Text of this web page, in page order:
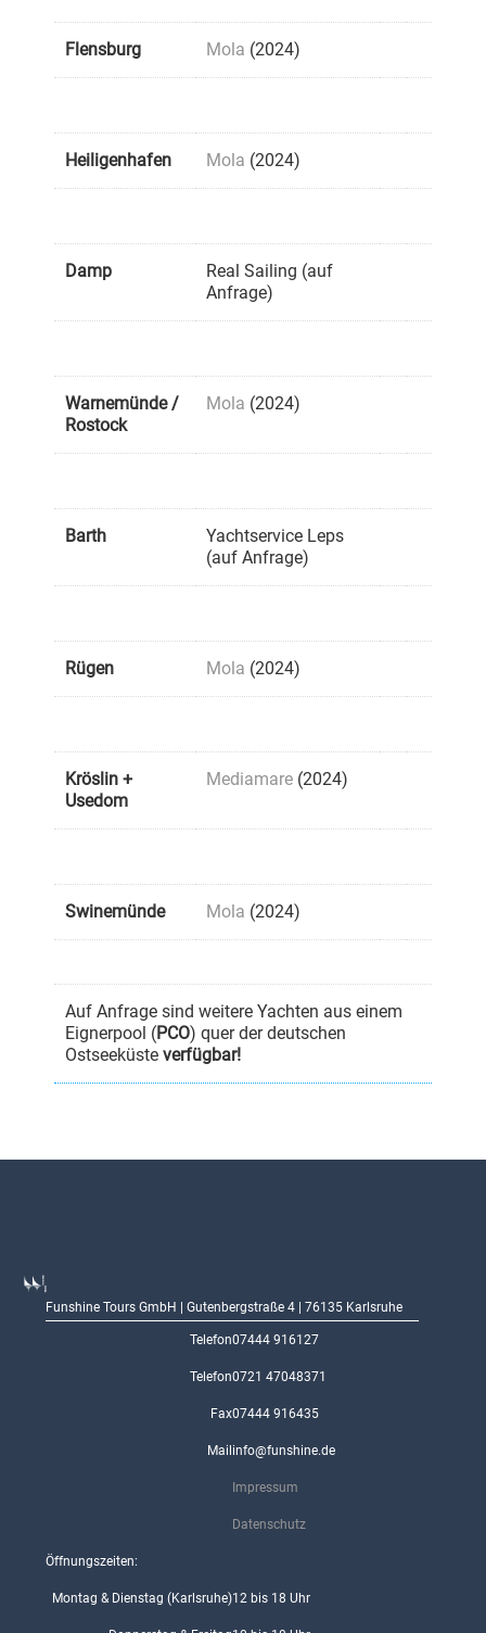
Flensburg Mola (2024)
Heiligenhafen Mola (2024)
Damp
Real Sailing (auf
Anfrage)
Warnemünde /
Rostock
Mola (2024)
Barth
Yachtservice Leps
(auf Anfrage)
Rügen Mola (2024)
Kröslin +
Usedom
Mediamare (2024)
Swinemünde Mola (2024)
Auf Anfrage sind weitere Yachten aus einem
Eignerpool (PCO) quer der deutschen
Ostseeküste verfügbar!
Funshine Tours GmbH | Gutenbergstraße 4 | 76135 Karlsruhe
Telefon07444 916127
Telefon0721 47048371
Fax07444 916435
Mail info@funshine.de
Impressum
Datenschutz
Öffnungszeiten:
Montag & Dienstag (Karlsruhe)12 bis 18 Uhr